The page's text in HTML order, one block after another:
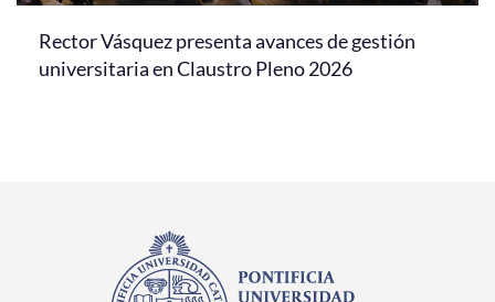
Rector Vásquez presenta avances de gestión
universitaria en Claustro Pleno 2026